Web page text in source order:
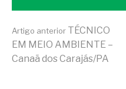
Continue
Artigo anterior TÉCNICO
EM MEIO AMBIENTE –
Canaã dos Carajás/PA